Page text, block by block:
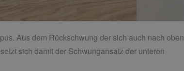
Aus dem Rückschwung der sich auch nach oben
sich damit der Schwungansatz der unteren